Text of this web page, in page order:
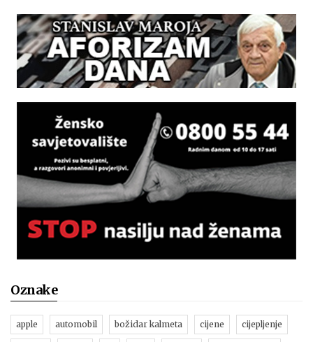
Oznake
apple automobil božidar kalmeta cijene cijepljenje